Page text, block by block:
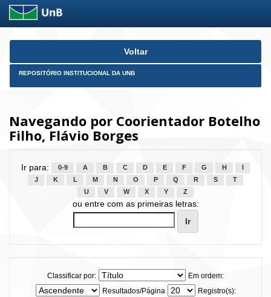
Skip
Voltar
REPOSITÓRIO INSTITUCIONAL DA UNB
Navegando por Coorientador Botelho
Filho, Flávio Borges
Ir para: 0-9 A B C D E F G H
J
K L M N O P Q R S
T
U
V W X Y Z
ou entre com as primeiras letras:
Classificar por:
Em ordem:
Resultados/Página
Registro(s):